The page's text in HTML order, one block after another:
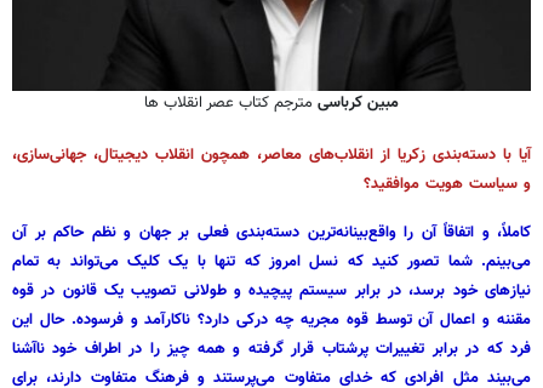
مبین کرباسی مترجم کتاب عصر انقلاب ها
آیا با دسته‌بندی زکریا از انقلاب‌های معاصر، همچون انقلاب دیجیتال، جهانی‌سازی،
و سیاست هویت موافقید؟
کاملاً، و اتفاقاً آن را واقع‌بینانه‌ترین دسته‌بندی فعلی بر جهان و نظم حاکم بر آن
می‌بینم. شما تصور کنید که نسل امروز که تنها با یک کلیک می‌تواند به تمام
نیازهای خود برسد، در برابر سیستم پیچیده و طولانی تصویب یک قانون در قوه
مقننه و اعمال آن توسط قوه مجریه چه درکی دارد؟ ناکارآمد و فرسوده. حال این
فرد که در برابر تغییرات پرشتاب قرار گرفته و همه چیز را در اطراف خود ناآشنا
می‌بیند مثل افرادی که خدای متفاوت می‌پرستند و فرهنگ متفاوت دارند، برای